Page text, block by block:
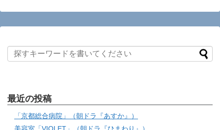
最近の投稿
「京都総合病院」（朝ドラ『あすか』）